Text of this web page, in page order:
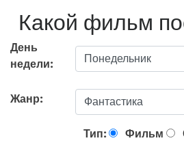
Какой фильм
День
недели:
Жанр:
Тип: Фильм